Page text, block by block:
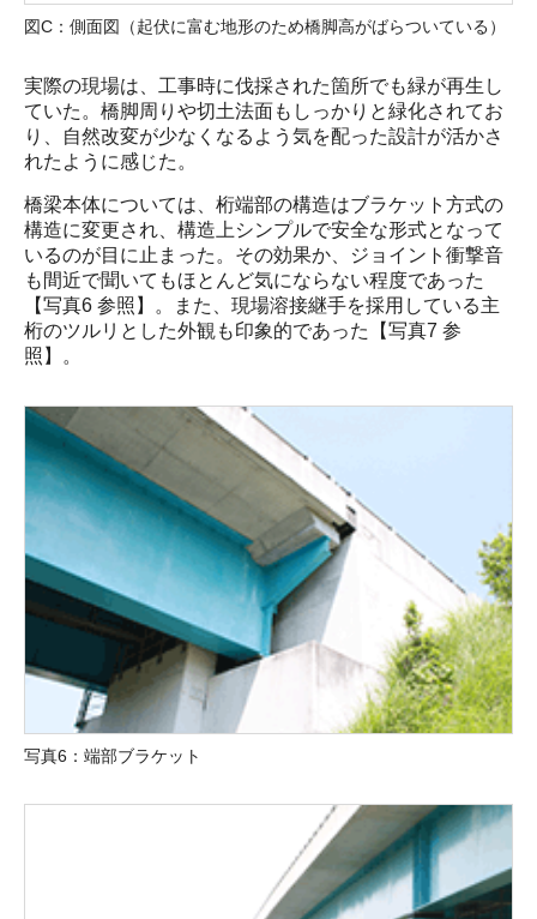
図C：側面図（起伏に富む地形のため橋脚高がばらついている）
実際の現場は、工事時に伐採された箇所でも緑が再生し
ていた。橋脚周りや切土法面もしっかりと緑化されてお
り、自然改変が少なくなるよう気を配った設計が活かさ
れたように感じた。
橋梁本体については、桁端部の構造はブラケット方式の
構造に変更され、構造上シンプルで安全な形式となって
いるのが目に止まった。その効果か、ジョイント衝撃音
も間近で聞いてもほとんど気にならない程度であった
【写真6 参照】。また、現場溶接継手を採用している主
桁のツルリとした外観も印象的であった【写真7 参
照】。
写真6：端部ブラケット